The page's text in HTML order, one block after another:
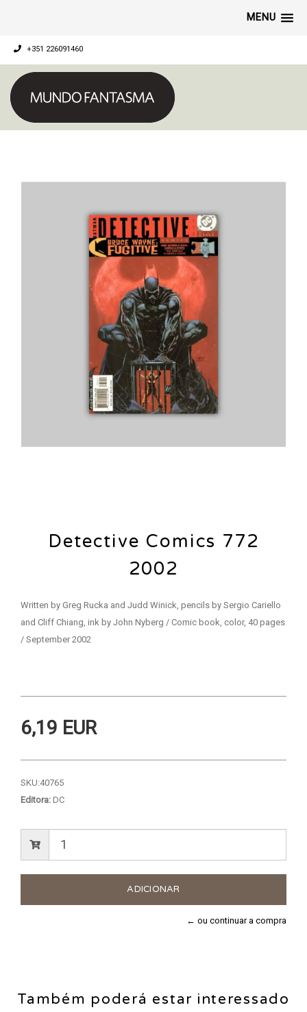
MENU
+351 226091460
Detective Comics 772
2002
Written by Greg Rucka and Judd Winick, pencils by Sergio Cariello
and Cliff Chiang, ink by John Nyberg / Comic book, color, 40 pages
/ September 2002
6,19 EUR
SKU:40765
Editora: DC
← ou continuar a compra
Também poderá estar interessado